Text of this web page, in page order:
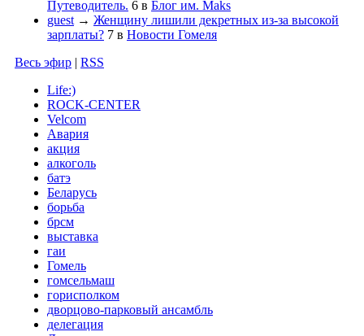
Путеводитель. 6 в Блог им. Maks
guest → Женщину лишили декретных из-за высокой
зарплаты? 7 в Новости Гомеля
Весь эфир | RSS
Life:)
ROCK-CENTER
Velcom
Авария
акция
алкоголь
батэ
Беларусь
борьба
брсм
выставка
гаи
Гомель
гомсельмаш
горисполком
дворцово-парковый ансамбль
делегация